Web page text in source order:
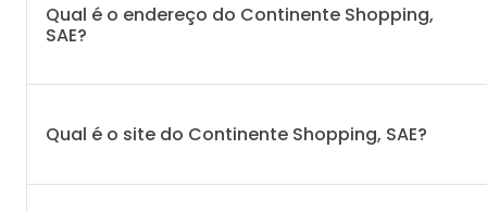
Qual é o endereço do Continente Shopping,
SAE?
Qual é o site do Continente Shopping, SAE?